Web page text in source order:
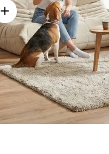
Details weergeven -